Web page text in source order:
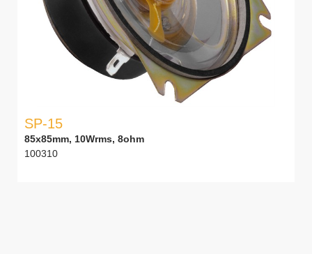
SP-15
85x85mm, 10Wrms, 8ohm
100310